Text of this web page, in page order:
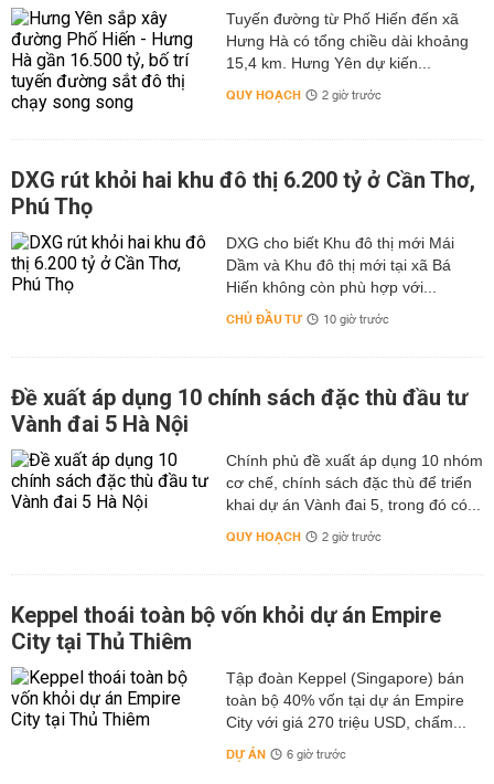
Tuyến đường từ Phố Hiến đến xã
Hưng Hà có tổng chiều dài khoảng
15,4 km. Hưng Yên dự kiến...
QUY HOẠCH 2 giờ trước
DXG rút khỏi hai khu đô thị 6.200 tỷ ở Cần Thơ,
Phú Thọ
DXG cho biết Khu đô thị mới Mái
Dầm và Khu đô thị mới tại xã Bá
Hiến không còn phù hợp với...
CHỦ ĐẦU TƯ 10 giờ trước
Đề xuất áp dụng 10 chính sách đặc thù đầu tư
Vành đai 5 Hà Nội
Chính phủ đề xuất áp dụng 10 nhóm
cơ chế, chính sách đặc thù để triển
khai dự án Vành đai 5, trong đó có...
QUY HOẠCH 2 giờ trước
Keppel thoái toàn bộ vốn khỏi dự án Empire
City tại Thủ Thiêm
Tập đoàn Keppel (Singapore) bán
toàn bộ 40% vốn tại dự án Empire
City với giá 270 triệu USD, chấm...
DỰ ÁN 6 giờ trước